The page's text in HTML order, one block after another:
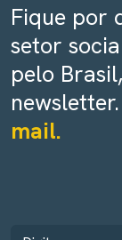
Fique por
setor
pelo
newsletter.
mail.